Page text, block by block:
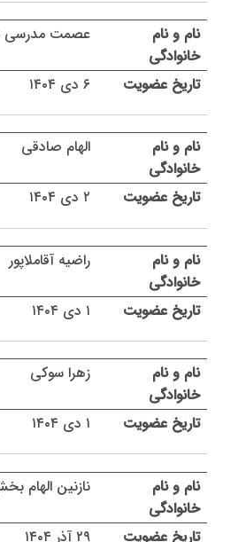
عصمت مدرسی
۶ دی ۱۴۰۴
الهام صادقی
۲ دی ۱۴۰۴
راضیه آقاملاپور
۱ دی ۱۴۰۴
زهرا سوکی
۱ دی ۱۴۰۴
نازنین الهام
۲۹ آذر ۱۴۰۴